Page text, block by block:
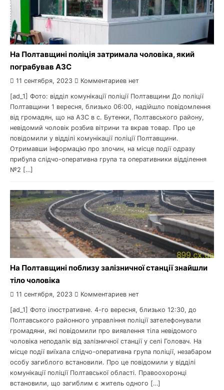
На Полтавщині поліція затримала чоловіка, який
пограбував АЗС
11 сентября, 2023 Комментариев нет
[ad_1] Фото: відділ комунікації поліції Полтавщини До поліції
Полтавщини 1 вересня, близько 06:00, надійшло повідомлення
від громадян, що на АЗС в с. Бутенки, Полтавського району,
невідомий чоловік розбив вітрини та вкрав товар. Про це
повідомили у відділі комунікації поліції Полтавщини.
Отримавши інформацію про злочин, на місце події одразу
прибула слідчо-оперативна група та оперативники відділення
№2 […]
На Полтавщині поблизу залізничної станції знайшли
тіло чоловіка
11 сентября, 2023 Комментариев нет
[ad_1] Фото ілюстративне. 4-го вересня, близько 12:30, до
Полтавського районного управління поліції зателефонували
громадяни, які повідомили про виявлення тіла невідомого
чоловіка неподалік від залізничної станції у селі Головач. На
місце події виїхала слідчо-оперативна група поліції, незабаром
особу загиблого встановили. Про це повідомили у відділі
комунікації поліції Полтавської області. Правоохоронці
встановили, що загиблим є житель одного […]